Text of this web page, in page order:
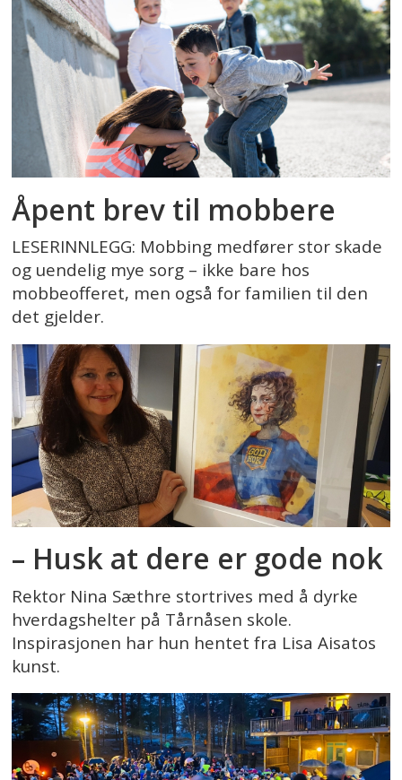
Åpent brev til mobbere
LESERINNLEGG: Mobbing medfører stor skade
og uendelig mye sorg – ikke bare hos
mobbeofferet, men også for familien til den
det gjelder.
– Husk at dere er gode nok
Rektor Nina Sæthre stortrives med å dyrke
hverdagshelter på Tårnåsen skole.
Inspirasjonen har hun hentet fra Lisa Aisatos
kunst.